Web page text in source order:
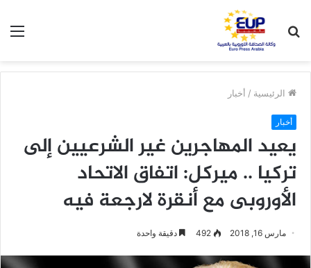
عن
الرئيسية / أخبار
أخبار
يعيد المهاجرين غير الشرعيين إلى
تركيا .. ميركل: اتفاق الاتحاد
الأوروبى مع أنقرة لارجعة فيه
مارس 16, 2018 492 دقيقة واحدة